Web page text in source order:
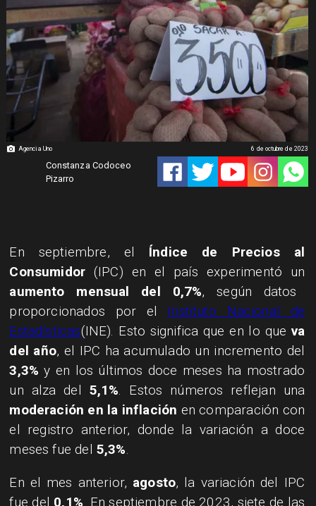
Agencia Uno
Constanza Codoceo
Pizarro
6 de octubre de 2023
En septiembre, el Índice de Precios al
Consumidor (IPC) en el país experimentó un
aumento mensual del 0,7%, según datos
proporcionados por el Instituto Nacional de
Estadísticas(INE). Esto significa que en lo que va
del año, el IPC ha acumulado un incremento del
3,3% y en los últimos doce meses ha mostrado
un alza del 5,1%. Estos números reflejan una
moderación en la inflación en comparación con
el registro anterior, donde la variación a doce
meses fue del 5,3%.
En el mes anterior, agosto, la variación del IPC
fue del 0,1%. En septiembre de 2023, siete de las